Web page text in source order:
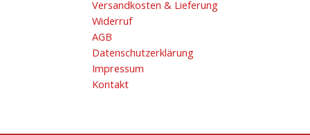
Versandkosten & Lieferung
Widerruf
AGB
Datenschutzerklärung
Impressum
Kontakt